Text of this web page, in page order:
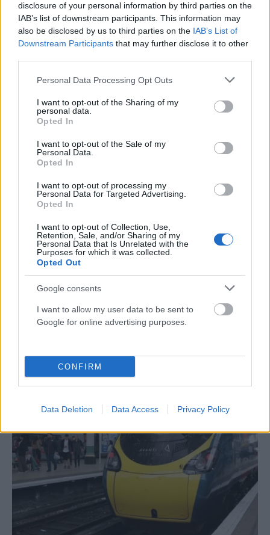
disclosure of your personal information by third parties on the
IAB’s list of downstream participants. This information may
also be disclosed by us to third parties on the IAB’s List of
Downstream Participants that may further disclose it to other
Please note that this website/app uses one or more Google
not limited to your visit or usage behaviour. You may click to
grant or deny consent to Google and its third-party tags to
use your data for below specified purposes in below Google
consent section.
Personal Data Processing Opt Outs
I want to opt-out of the Sharing of my
personal data.
Opted In
I want to opt-out of the Sale of my
Personal Data.
Opted In
I want to opt-out of processing my
Personal Data for Targeted Advertising.
Opted In
I want to opt-out of Collection, Use,
Retention, Sale, and/or Sharing of my
Personal Data that Is Unrelated with the
Purposes for which it was collected.
Opted Out
Google consents
I want to allow my user data to be sent to
Google for online advertising purposes.
CONFIRM
Data Deletion Data Access Privacy Policy
Συρία: Έκρηξη βόμβας σε μίνι λεωφορείο –
Τουλάχιστον 2 νεκροί, αρκετοί τραυματίες (video)
ΑΝΑΡΤΗΘΗΚΕ ΑΠΟΆΛΚΗΣΤΗ ΓΑΤΟΠΟΎΛΟΥ